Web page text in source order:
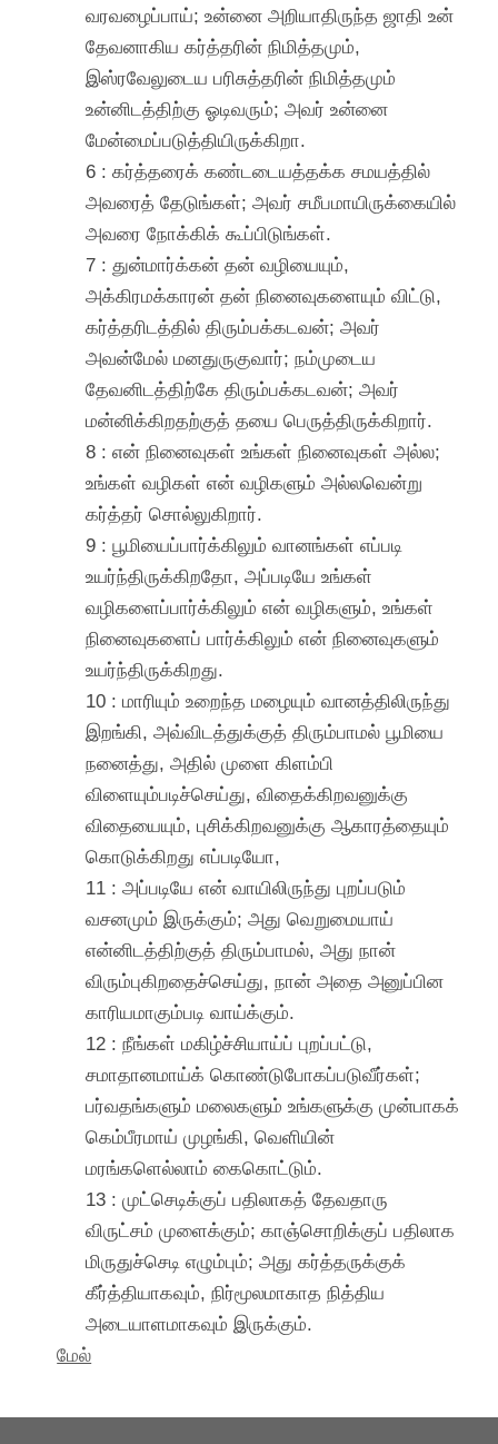
வரவழைப்பாய்; உன்னை அறியாதிருந்த ஜாதி உன்
தேவனாகிய கர்த்தரின் நிமித்தமும்,
இஸ்ரவேலுடைய பரிசுத்தரின் நிமித்தமும்
உன்னிடத்திற்கு ஓடிவரும்; அவர் உன்னை
மேன்மைப்படுத்தியிருக்கிறா.
6 : கர்த்தரைக் கண்டடையத்தக்க சமயத்தில்
அவரைத் தேடுங்கள்; அவர் சமீபமாயிருக்கையில்
அவரை நோக்கிக் கூப்பிடுங்கள்.
7 : துன்மார்க்கன் தன் வழியையும்,
அக்கிரமக்காரன் தன் நினைவுகளையும் விட்டு,
கர்த்தரிடத்தில் திரும்பக்கடவன்; அவர்
அவன்மேல் மனதுருகுவார்; நம்முடைய
தேவனிடத்திற்கே திரும்பக்கடவன்; அவர்
மன்னிக்கிறதற்குத் தயை பெருத்திருக்கிறார்.
8 : என் நினைவுகள் உங்கள் நினைவுகள் அல்ல;
உங்கள் வழிகள் என் வழிகளும் அல்லவென்று
கர்த்தர் சொல்லுகிறார்.
9 : பூமியைப்பார்க்கிலும் வானங்கள் எப்படி
உயர்ந்திருக்கிறதோ, அப்படியே உங்கள்
வழிகளைப்பார்க்கிலும் என் வழிகளும், உங்கள்
நினைவுகளைப் பார்க்கிலும் என் நினைவுகளும்
உயர்ந்திருக்கிறது.
10 : மாரியும் உறைந்த மழையும் வானத்திலிருந்து
இறங்கி, அவ்விடத்துக்குத் திரும்பாமல் பூமியை
நனைத்து, அதில் முளை கிளம்பி
விளையும்படிச்செய்து, விதைக்கிறவனுக்கு
விதையையும், புசிக்கிறவனுக்கு ஆகாரத்தையும்
கொடுக்கிறது எப்படியோ,
11 : அப்படியே என் வாயிலிருந்து புறப்படும்
வசனமும் இருக்கும்; அது வெறுமையாய்
என்னிடத்திற்குத் திரும்பாமல், அது நான்
விரும்புகிறதைச்செய்து, நான் அதை அனுப்பின
காரியமாகும்படி வாய்க்கும்.
12 : நீங்கள் மகிழ்ச்சியாய்ப் புறப்பட்டு,
சமாதானமாய்க் கொண்டுபோகப்படுவீர்கள்;
பர்வதங்களும் மலைகளும் உங்களுக்கு முன்பாகக்
கெம்பீரமாய் முழங்கி, வெளியின்
மரங்களெல்லாம் கைகொட்டும்.
13 : முட்செடிக்குப் பதிலாகத் தேவதாரு
விருட்சம் முளைக்கும்; காஞ்சொறிக்குப் பதிலாக
மிருதுச்செடி எழும்பும்; அது கர்த்தருக்குக்
கீர்த்தியாகவும், நிர்மூலமாகாத நித்திய
அடையாளமாகவும் இருக்கும்.
மேல்